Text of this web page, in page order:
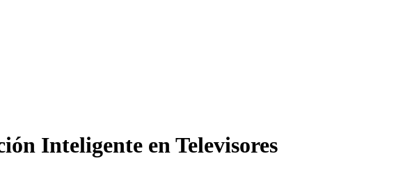
Inteligente en Televisores